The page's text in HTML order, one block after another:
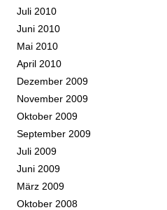
Juli 2010
Juni 2010
Mai 2010
April 2010
Dezember 2009
November 2009
Oktober 2009
September 2009
Juli 2009
Juni 2009
März 2009
Oktober 2008